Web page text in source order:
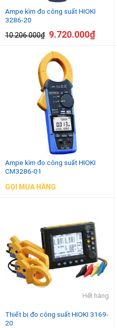
Ampe kìm đo công suất HIOKI
3286-20
10.206.000₫ 9.720.000₫
Ampe kìm đo công suất HIOKI
CM3286-01
GỌI MUA HÀNG
Hết hàng
Thiết bị đo công suất HIOKI 3169-
20